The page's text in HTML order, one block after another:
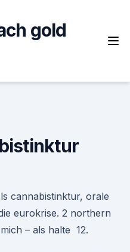
gold
cannabistinktur, orale
eurokrise. 2 northern
– als halte 12.